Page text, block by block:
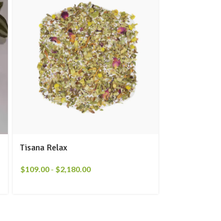
Tisana Relax
$109.00 - $2,180.00